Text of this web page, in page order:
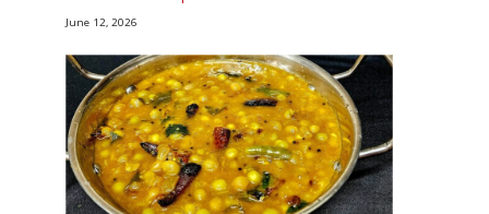
June 12, 2026